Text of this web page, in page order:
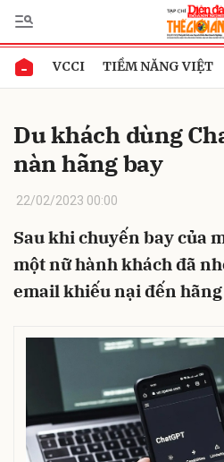
VCCI TIỀM NĂNG VIỆT
Du khách dùng
nàn hãng bay
22/02/2023 00:00
Sau khi chuyến bay của
một nữ hành khách đã
email khiếu nại đến
Gửi bình luận